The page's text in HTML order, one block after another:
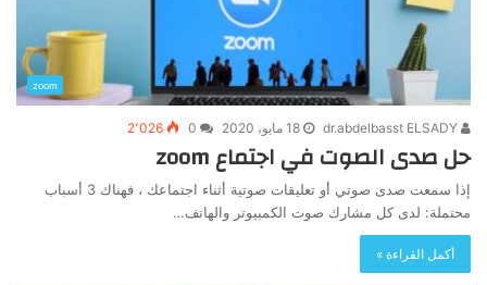
zoom
18 مايو، 2020 0 2٬026
حل صدى الصوت في اجتماع zoom
إذا سمعت صدى صوتي أو تعليقات صوتية أثناء اجتماعك ، فهناك 3 أسباب
محتملة: لدى كل مشارك صوت الكمبيوتر والهاتف…
أكمل القراءة »